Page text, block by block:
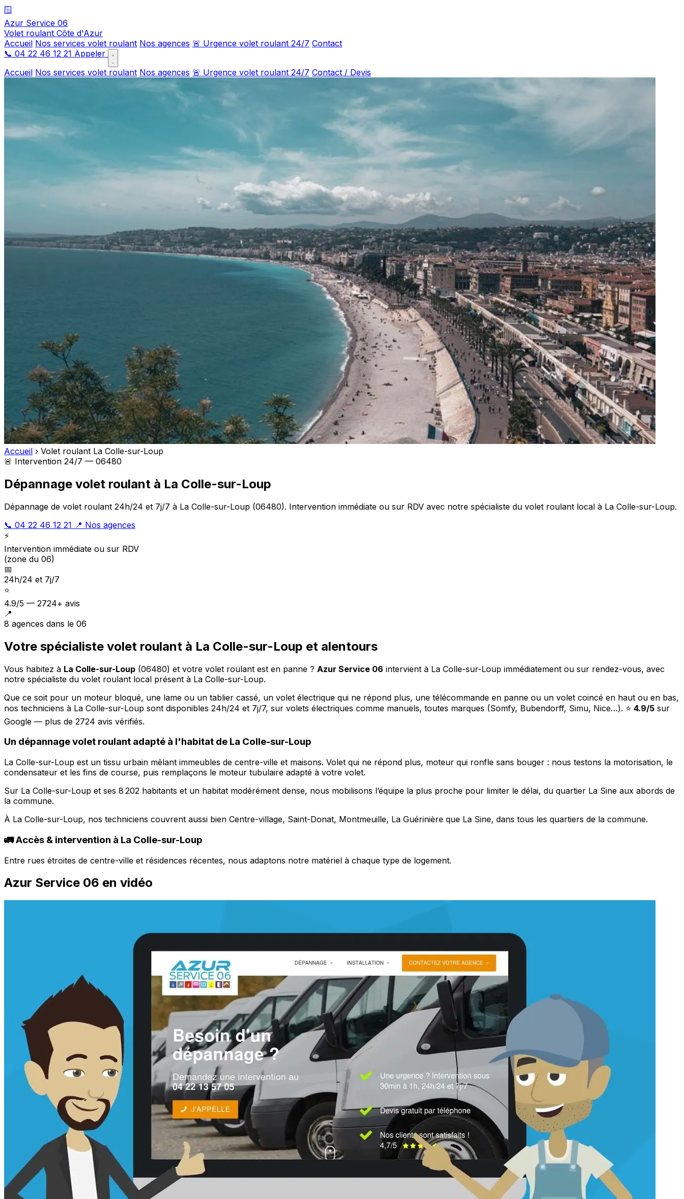
🪟
Azur Service 06
Volet roulant Côte d'Azur
Accueil Nos services volet roulant Nos agences 🚨 Urgence volet roulant 24/7 Contact
📞 04 22 46 12 21 Appeler
Accueil Nos services volet roulant Nos agences 🚨 Urgence volet roulant 24/7 Contact / Devis
Accueil › Volet roulant La Colle-sur-Loup
🚨 Intervention 24/7 — 06480
Dépannage volet roulant à La Colle-sur-Loup
Dépannage de volet roulant 24h/24 et 7j/7 à La Colle-sur-Loup (06480). Intervention immédiate ou sur RDV avec notre spécialiste du volet roulant local à La Colle-sur-Loup.
📞 04 22 46 12 21 📍 Nos agences
⚡
Intervention immédiate ou sur RDV
(zone du 06)
📅
24h/24 et 7j/7
⭐
4.9/5 — 2724+ avis
📍
8 agences dans le 06
Votre spécialiste volet roulant à La Colle-sur-Loup et alentours
Vous habitez à La Colle-sur-Loup (06480) et votre volet roulant est en panne ? Azur Service 06 intervient à La Colle-sur-Loup immédiatement ou sur rendez-vous, avec
notre spécialiste du volet roulant local présent à La Colle-sur-Loup.
Que ce soit pour un moteur bloqué, une lame ou un tablier cassé, un volet électrique qui ne répond plus, une télécommande en panne ou un volet coincé en haut ou en bas,
nos techniciens à La Colle-sur-Loup sont disponibles 24h/24 et 7j/7, sur volets électriques comme manuels, toutes marques (Somfy, Bubendorff, Simu, Nice…). ⭐ 4.9/5 sur
Google — plus de 2724 avis vérifiés.
Un dépannage volet roulant adapté à l'habitat de La Colle-sur-Loup
La Colle-sur-Loup est un tissu urbain mêlant immeubles de centre-ville et maisons. Volet qui ne répond plus, moteur qui ronfle sans bouger : nous testons la motorisation, le
condensateur et les fins de course, puis remplaçons le moteur tubulaire adapté à votre volet.
Sur La Colle-sur-Loup et ses 8 202 habitants et un habitat modérément dense, nous mobilisons l’équipe la plus proche pour limiter le délai, du quartier La Sine aux abords de
la commune.
À La Colle-sur-Loup, nos techniciens couvrent aussi bien Centre-village, Saint-Donat, Montmeuille, La Guérinière que La Sine, dans tous les quartiers de la commune.
🚛 Accès & intervention à La Colle-sur-Loup
Entre rues étroites de centre-ville et résidences récentes, nous adaptons notre matériel à chaque type de logement.
Azur Service 06 en vidéo